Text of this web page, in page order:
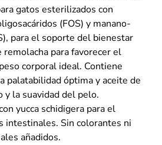
gatos esterilizados con
(FOS) y manano-
para el soporte del bienestar
para favorecer el
corporal ideal. Contiene
palatabilidad óptima y aceite de
la suavidad del pelo.
yucca schidigera para el
intestinales. Sin colorantes ni
añadidos.